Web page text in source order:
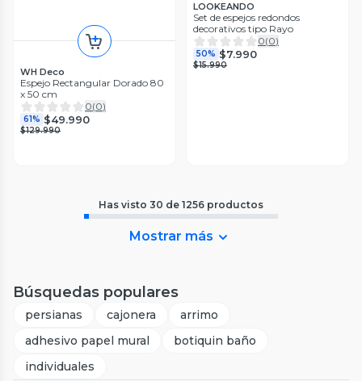
WH Deco
Espejo Rectangular Dorado 80
x 50 cm
0(0)
61% $49.990
$129.990
LOOKEANDO
Set de espejos redondos
decorativos tipo Rayo
0(0)
50% $7.990
$15.990
Has visto 30 de 1256 productos
Mostrar más
Búsquedas populares
persianas cajonera
arrimo
adhesivo papel mural
botiquin baño
individuales